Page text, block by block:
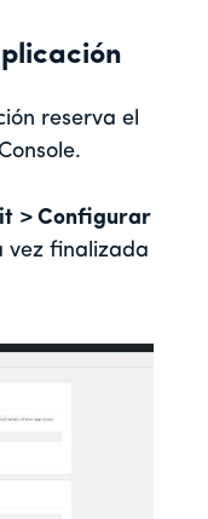
reserva el
> Configurar
vez finalizada